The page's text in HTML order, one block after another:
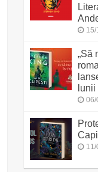
15/
„Să
06/
11/